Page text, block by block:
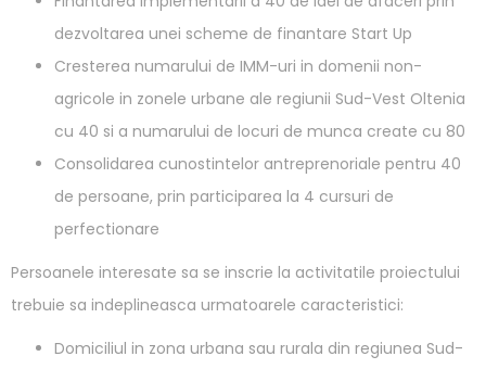
dezvoltarea unei scheme de finantare Start Up
Cresterea numarului de IMM-uri in domenii non-
agricole in zonele urbane ale regiunii Sud-Vest Oltenia
cu 40 si a numarului de locuri de munca create cu 80
Consolidarea cunostintelor antreprenoriale pentru 40
de persoane, prin participarea la 4 cursuri de
perfectionare
Persoanele interesate sa se inscrie la activitatile proiectului
trebuie sa indeplineasca urmatoarele caracteristici:
Domiciliul in zona urbana sau rurala din regiunea Sud-